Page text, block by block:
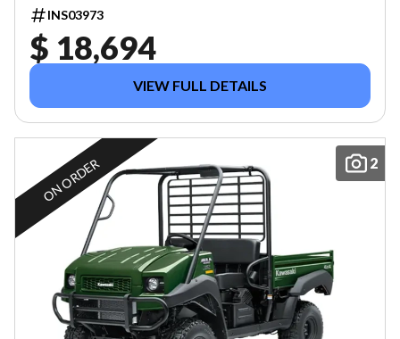
INS03973
$ 18,694
VIEW FULL DETAILS
2
ON ORDER